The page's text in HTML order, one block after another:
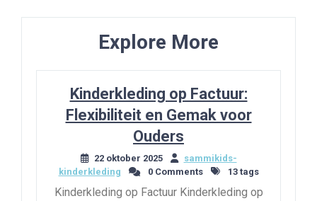
Explore More
Kinderkleding op Factuur:
Flexibiliteit en Gemak voor
Ouders
22 oktober 2025
sammikids-
kinderkleding
0 Comments 13 tags
Kinderkleding op Factuur Kinderkleding op